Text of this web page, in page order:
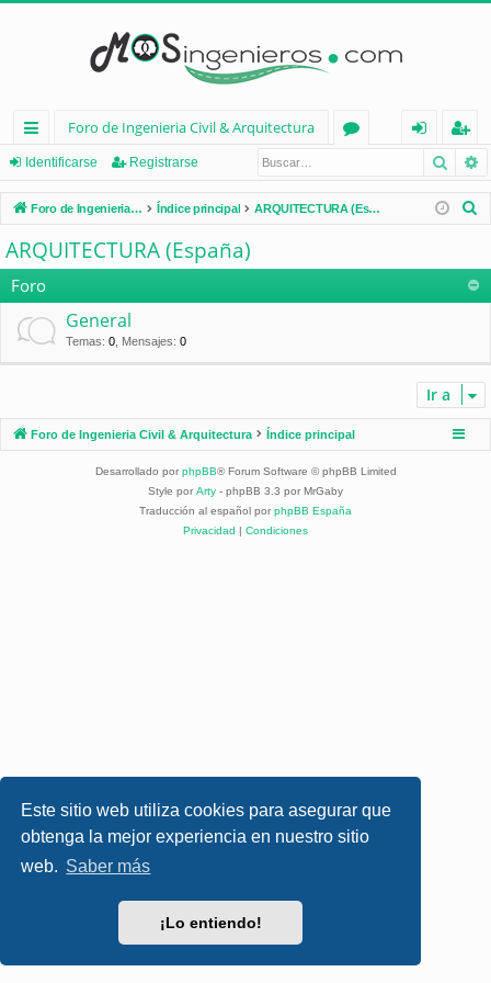
Este sitio web utiliza cookies para asegurar que
obtenga la mejor experiencia en nuestro sitio
web. Saber más
¡Lo entiendo!
nl
ac
es
rá
pi
d
os
Foro de Ingenieria Civil & Arquitectura
os
nt
ifi
eg
ist
ra
Identificarse Registrarse
Foro de Ingenieria Civil & Arquitectura Índice principal ARQUITECTURA (España)
a
ARQUITECTURA (España)
Foro
General
Temas: 0 Mensajes: 0
Ir a
Foro de Ingenieria Civil & Arquitectura Índice principal
Desarrollado por phpBB® Forum Software © phpBB Limited
Style por Arty - phpBB 3.3 por MrGaby
Traducción al español por phpBB España
Privacidad | Condiciones